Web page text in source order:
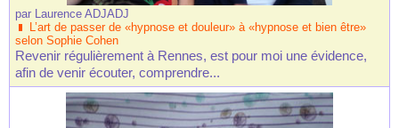
par Laurence ADJADJ
L’art de passer de «hypnose et douleur» à «hypnose et bien être»
selon Sophie Cohen
Revenir régulièrement à Rennes, est pour moi une évidence,
afin de venir écouter, comprendre...